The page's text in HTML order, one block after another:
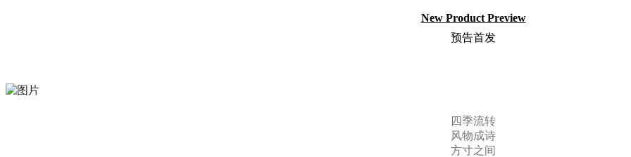
New Product Preview
预告首发
四季流转
风物成诗
方寸之间